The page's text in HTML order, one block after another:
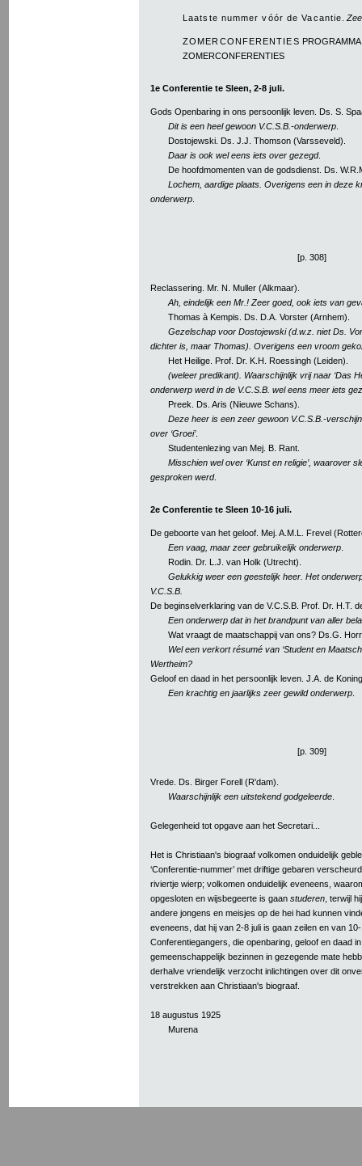
Laatste nummer vóór de Vacantie .
ZOMERCONFERENTIES
ZOMERCONFERENTIES
1e Conferentie te Sleen, 2-8 juli.
Gods Openbaring in ons persoonlijk leven. Ds. S.
Dit is een heel gewoon V.C.S.B.-onderwerp
Dostojewski. Ds. J.J. Thomson (Varsseveld).
Daar is ook wel eens iets over gezegd.
De hoofdmomenten van de godsdienst. Ds.
Lochem, aardige plaats. Overigens een in deze
onderwerp
[p. 308]
Reclassering. Mr. N. Muller (Alkmaar).
Ah, eindelijk een Mr.! Zeer goed, ook iets van
Thomas à Kempis. Ds. D.A. Vorster (Arnhem).
Gezelschap voor Dostojewski (d.w.z. niet Ds.
dichter is, maar Thomas). Overigens een vroom
Het Heilige. Prof. Dr. K.H. Roessingh (Leiden).
(weleer predikant). Waarschijnlijk vrij naar ‘Das
onderwerp werd in de V.C.S.B. wel eens meer iets
Preek. Ds. Aris (Nieuwe Schans).
Deze heer is een zeer gewoon V.C.S.B.-
over ‘Groei’.
Studentenlezing van Mej. B. Rant.
Misschien wel over ‘Kunst en religie’, waarover
gesproken werd.
2e Conferentie te Sleen 10-16 juli.
De geboorte van het geloof. Mej. A.M.L. Frevel
Een vaag, maar zeer gebruikelijk onderwerp
Rodin. Dr. L.J. van Holk (Utrecht).
Gelukkig weer een geestelijk heer. Het
V.C.S.B.
De beginselverklaring van de V.C.S.B. Prof. Dr. H.T.
Een onderwerp dat in het brandpunt van aller
Wat vraagt de maatschappij van ons? Ds.G.
Wel een verkort résumé van ‘Student en
Wertheim?
Geloof en daad in het persoonlijk leven. J.A. de
Een krachtig en jaarlijks zeer gewild onderwerp
[p. 309]
Vrede. Ds. Birger Forell (R'dam).
Waarschijnlijk een uitstekend godgeleerde
Gelegenheid tot opgave aan het Secretari...
Het is Christiaan's biograaf volkomen onduidelijk
‘Conferentie-nummer’ met driftige gebaren
riviertje wierp; volkomen onduidelijk eveneens,
opgesloten en wijsbegeerte is gaan studeren , terwijl
andere jongens en meisjes op de hei had kunnen
eveneens, dat hij van 2-8 juli is gaan zeilen en van
Conferentiegangers, die openbaring, geloof en daad
gemeenschappelijk bezinnen in gezegende mate
derhalve vriendelijk verzocht inlichtingen over dit
verstrekken aan Christiaan's biograaf.
18 augustus 1925
Murena